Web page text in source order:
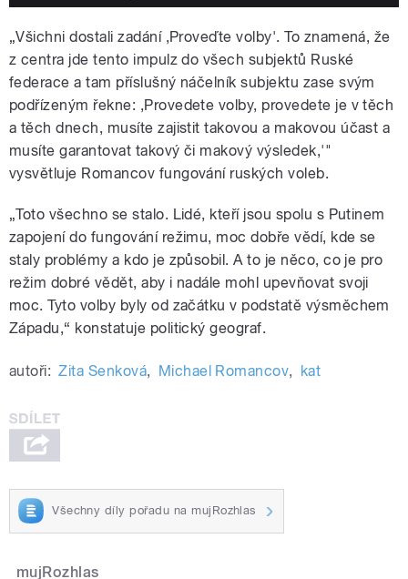
„Všichni dostali zadání ,Proveďte volby'. To znamená, že
z centra jde tento impulz do všech subjektů Ruské
federace a tam příslušný náčelník subjektu zase svým
podřízeným řekne: ,Provedete volby, provedete je v těch
a těch dnech, musíte zajistit takovou a makovou účast a
musíte garantovat takový či makový výsledek,'"
vysvětluje Romancov fungování ruských voleb.
„Toto všechno se stalo. Lidé, kteří jsou spolu s Putinem
zapojení do fungování režimu, moc dobře vědí, kde se
staly problémy a kdo je způsobil. A to je něco, co je pro
režim dobré vědět, aby i nadále mohl upevňovat svoji
moc. Tyto volby byly od začátku v podstatě výsměchem
Západu,“ konstatuje politický geograf.
autoři: Zita Senková, Michael Romancov, kat
Všechny díly pořadu na mujRozhlas
mujRozhlas